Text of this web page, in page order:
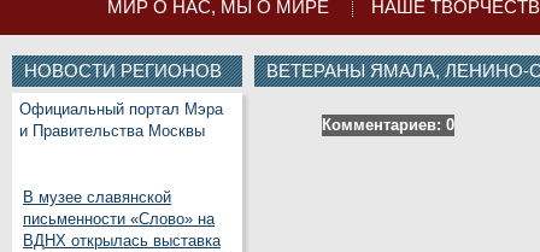
МИР О НАС, МЫ О МИРЕ
НАШЕ
НОВОСТИ РЕГИОНОВ
Официальный портал Мэра
и Правительства Москвы
В музее славянской
письменности «Слово» на
ВДНХ открылась выставка
ВЕТЕРАНЫ ЯМАЛА, ЛЕНИНО-
Комментариев: 0